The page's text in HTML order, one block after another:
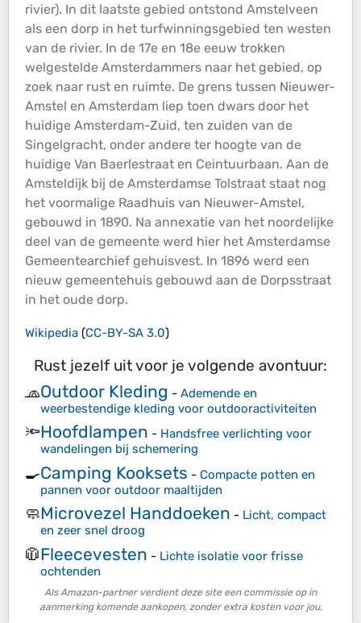
rivier). In dit laatste gebied ontstond Amstelveen
als een dorp in het turfwinningsgebied ten westen
van de rivier. In de 17e en 18e eeuw trokken
welgestelde Amsterdammers naar het gebied, op
zoek naar rust en ruimte. De grens tussen Nieuwer-
Amstel en Amsterdam liep toen dwars door het
huidige Amsterdam-Zuid, ten zuiden van de
Singelgracht, onder andere ter hoogte van de
huidige Van Baerlestraat en Ceintuurbaan. Aan de
Amsteldijk bij de Amsterdamse Tolstraat staat nog
het voormalige Raadhuis van Nieuwer-Amstel,
gebouwd in 1890. Na annexatie van het noordelijke
deel van de gemeente werd hier het Amsterdamse
Gemeentearchief gehuisvest. In 1896 werd een
nieuw gemeentehuis gebouwd aan de Dorpsstraat
in het oude dorp.
Wikipedia (CC-BY-SA 3.0)
Rust jezelf uit voor je volgende avontuur:
🧢Outdoor Kleding - Ademende en
weerbestendige kleding voor outdooractiviteiten
🔦Hoofdlampen - Handsfree verlichting voor
wandelingen bij schemering
🍳Camping Kooksets - Compacte potten en
pannen voor outdoor maaltijden
🧼Microvezel Handdoeken - Licht, compact
en zeer snel droog
🧥Fleecevesten - Lichte isolatie voor frisse
ochtenden
Als Amazon-partner verdient deze site een commissie op in
aanmerking komende aankopen, zonder extra kosten voor jou.